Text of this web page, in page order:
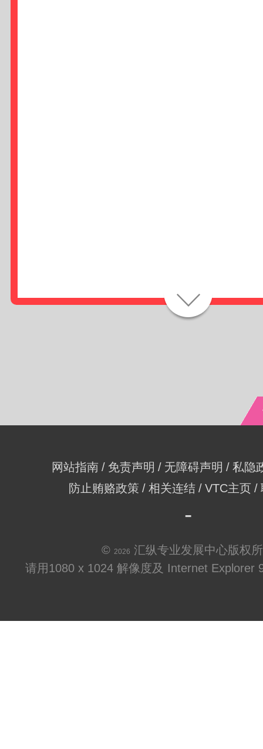
网站指南 免责声明 无障碍声明
私隐
防止贿赂政策
相关连结 VTC主页
© 2026 汇纵专业发展中心版权
请用1080 x 1024 解像度及 Internet Explorer